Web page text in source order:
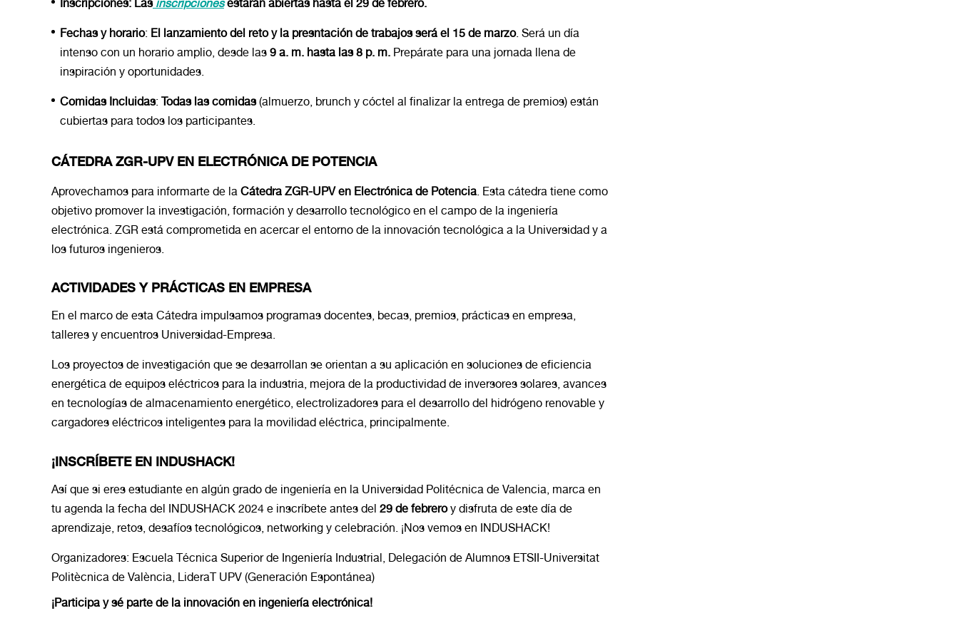
Inscripciones: Lasinscripcionesestarán abiertas hasta el 29 de febrero.
Fechas y horario: El lanzamiento del reto y la presntación de trabajos será el 15 de marzo. Será un día
intenso con un horario amplio, desde las 9 a. m. hasta las 8 p. m. Prepárate para una jornada llena de
inspiración y oportunidades.
Comidas Incluidas: Todas las comidas(almuerzo, brunch y cóctel al finalizar la entrega de premios) están
cubiertas para todos los participantes.
CÁTEDRA ZGR-UPV EN ELECTRÓNICA DE POTENCIA
Aprovechamos para informarte de la Cátedra ZGR-UPV en Electrónica de Potencia . Esta cátedra tiene como
objetivo promover la investigación, formación y desarrollo tecnológico en el campo de la ingeniería
electrónica. ZGR está comprometida en acercar el entorno de la innovación tecnológica a la Universidad y a
los futuros ingenieros.
ACTIVIDADES Y PRÁCTICAS EN EMPRESA
En el marco de esta Cátedra impulsamos programas docentes, becas, premios, prácticas en empresa,
talleres y encuentros Universidad-Empresa.
Los proyectos de investigación que se desarrollan se orientan a su aplicación en soluciones de eficiencia
energética de equipos eléctricos para la industria, mejora de la productividad de inversores solares, avances
en tecnologías de almacenamiento energético, electrolizadores para el desarrollo del hidrógeno renovable y
cargadores eléctricos inteligentes para la movilidad eléctrica, principalmente.
¡INSCRÍBETE EN INDUSHACK!
Así que si eres estudiante en algún grado de ingeniería en la Universidad Politécnica de Valencia, marca en
tu agenda la fecha del INDUSHACK 2024 e inscríbete antes del 29 de febreroy disfruta de este día de
aprendizaje, retos, desafíos tecnológicos, networking y celebración. ¡Nos vemos en INDUSHACK!
Organizadores: Escuela Técnica Superior de Ingeniería Industrial, Delegación de Alumnos ETSII-Universitat
Politècnica de València, LideraT UPV (Generación Espontánea)
¡Participa y sé parte de la innovación en ingeniería electrónica!